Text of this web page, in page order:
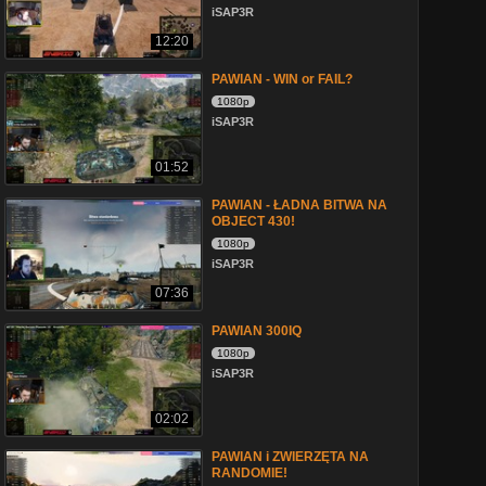
12:20
iSAP3R
01:52
PAWIAN - WIN or FAIL?
1080p
iSAP3R
07:36
PAWIAN - ŁADNA BITWA NA
OBJECT 430!
1080p
iSAP3R
02:02
PAWIAN 300IQ
1080p
iSAP3R
PAWIAN i ZWIERZĘTA NA
RANDOMIE!